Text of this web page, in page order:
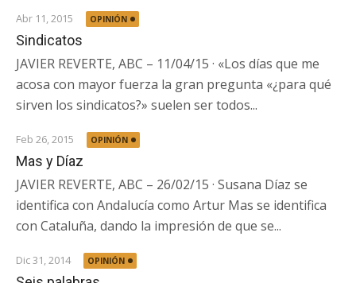
Abr 11, 2015 OPINIÓN
Sindicatos
JAVIER REVERTE, ABC – 11/04/15 · «Los días que me
acosa con mayor fuerza la gran pregunta «¿para qué
sirven los sindicatos?» suelen ser todos...
Feb 26, 2015 OPINIÓN
Mas y Díaz
JAVIER REVERTE, ABC – 26/02/15 · Susana Díaz se
identifica con Andalucía como Artur Mas se identifica
con Cataluña, dando la impresión de que se...
Dic 31, 2014 OPINIÓN